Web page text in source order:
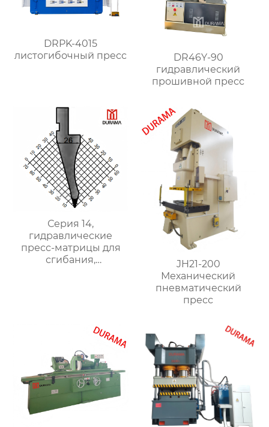
DRPK-4015
листогибочный пресс
DR46Y-90
гидравлический
прошивной пресс
Серия 14,
гидравлические
пресс-матрицы для
сгибания,
JH21-200
Механический
пневматический
пресс